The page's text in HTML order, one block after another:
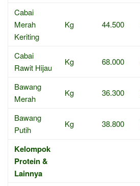
Cabai
Merah
Keriting
Kg 44.500
Cabai
Rawit Hijau
Kg 68.000
Bawang
Merah
Kg 36.300
Bawang
Putih
Kg 38.800
Kelompok
Protein &
Lainnya